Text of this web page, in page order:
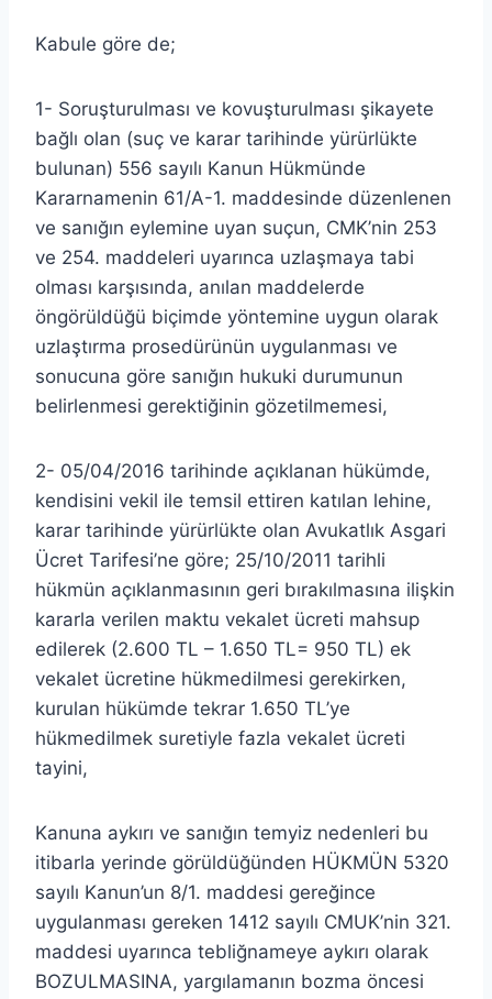
Kabule göre de;
1- Soruşturulması ve kovuşturulması şikayete
bağlı olan (suç ve karar tarihinde yürürlükte
bulunan) 556 sayılı Kanun Hükmünde
Kararnamenin 61/A-1. maddesinde düzenlenen
ve sanığın eylemine uyan suçun, CMK’nin 253
ve 254. maddeleri uyarınca uzlaşmaya tabi
olması karşısında, anılan maddelerde
öngörüldüğü biçimde yöntemine uygun olarak
uzlaştırma prosedürünün uygulanması ve
sonucuna göre sanığın hukuki durumunun
belirlenmesi gerektiğinin gözetilmemesi,
2- 05/04/2016 tarihinde açıklanan hükümde,
kendisini vekil ile temsil ettiren katılan lehine,
karar tarihinde yürürlükte olan Avukatlık Asgari
Ücret Tarifesi’ne göre; 25/10/2011 tarihli
hükmün açıklanmasının geri bırakılmasına ilişkin
kararla verilen maktu vekalet ücreti mahsup
edilerek (2.600 TL – 1.650 TL= 950 TL) ek
vekalet ücretine hükmedilmesi gerekirken,
kurulan hükümde tekrar 1.650 TL’ye
hükmedilmek suretiyle fazla vekalet ücreti
tayini,
Kanuna aykırı ve sanığın temyiz nedenleri bu
itibarla yerinde görüldüğünden HÜKMÜN 5320
sayılı Kanun’un 8/1. maddesi gereğince
uygulanması gereken 1412 sayılı CMUK’nin 321.
maddesi uyarınca tebliğnameye aykırı olarak
BOZULMASINA, yargılamanın bozma öncesi